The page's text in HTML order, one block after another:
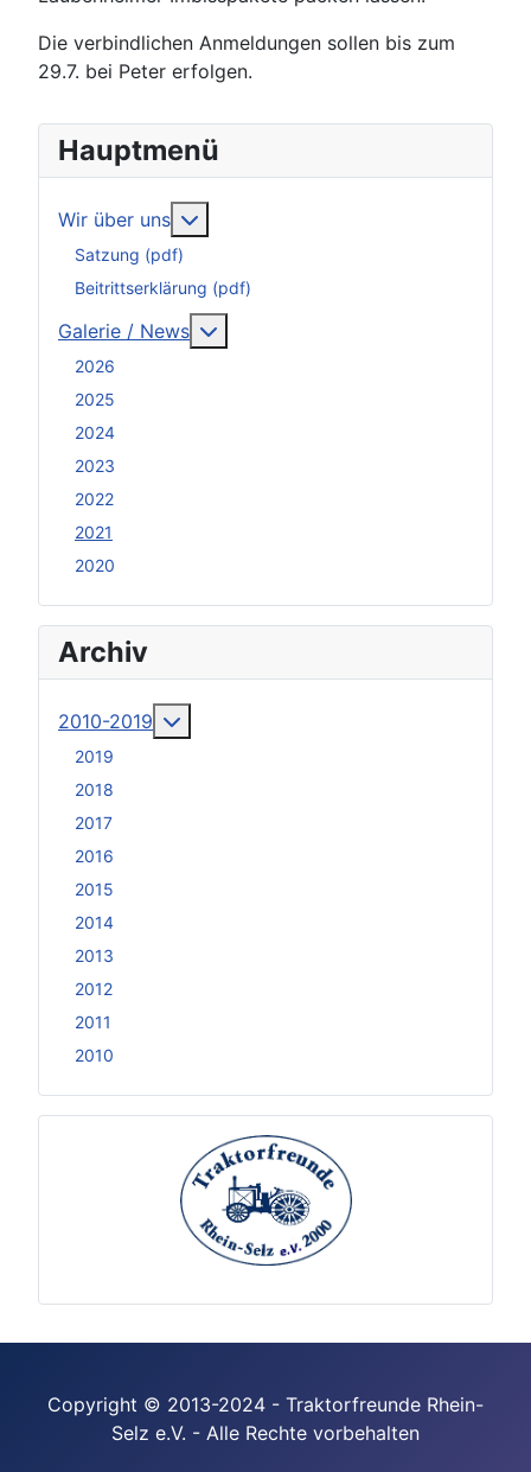
Die verbindlichen Anmeldungen sollen bis zum
29.7. bei Peter erfolgen.
Hauptmenü
Wir über uns
Satzung (pdf)
Beitrittserklärung (pdf)
Galerie / News
2026
2025
2024
2023
2022
2021
2020
Archiv
2010-2019
2019
2018
2017
2016
2015
2014
2013
2012
2011
2010
Copyright © 2013-2024 - Traktorfreunde Rhein-
Selz e.V. - Alle Rechte vorbehalten